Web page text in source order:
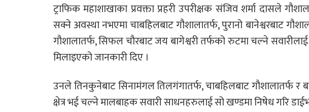
ट्राफिक महाशाखाका प्रवक्ता प्रहरी उपरीक्षक संजिव शर्मा दासले
सक्ने अवस्था नभएमा चाबहिलबाट गौशालातर्फ, पुरानो बानेश्वरबाट
गौशालातर्फ, सिफल चौरबाट जय बागेश्वरी तर्फको रुटमा चल्ने
मिलाइएको जानकारी दिए ।
उनले तिनकुनेबाट सिनामंगल तिलगंगातर्फ, चाबहिलबाट गौशालातर्फ र
क्षेत्र भई चल्ने मालबाहक सवारी साधनहरुलाई सो खण्डमा निषेध गरि